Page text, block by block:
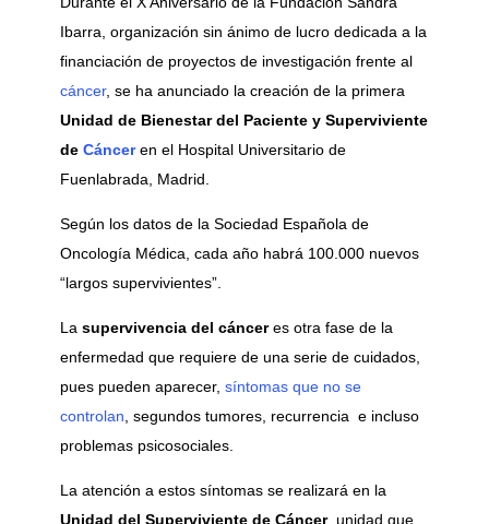
Ibarra, organización sin ánimo de lucro dedicada a la
financiación de proyectos de investigación frente al
cáncer, se ha anunciado la creación de la primera
Unidad de Bienestar del Paciente y Superviviente
deCánceren el Hospital Universitario de
Fuenlabrada, Madrid.
Según los datos de la Sociedad Española de
Oncología Médica, cada año habrá 100.000 nuevos
“largos supervivientes”.
La supervivencia del cánceres otra fase de la
enfermedad que requiere de una serie de cuidados,
pues pueden aparecer, síntomas que no se
controlan, segundos tumores, recurrencia e incluso
problemas psicosociales.
La atención a estos síntomas se realizará en la
Unidad del Superviviente de Cáncer, unidad que